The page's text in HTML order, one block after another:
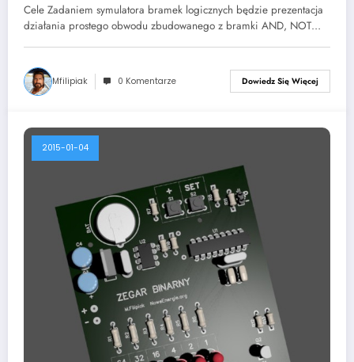
Cele Zadaniem symulatora bramek logicznych będzie prezentacja
działania prostego obwodu zbudowanego z bramki AND, NOT…
Mfilipiak 0 Komentarze Dowiedz Się Więcej
2015-01-04